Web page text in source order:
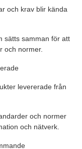
och krav blir kända
sätts samman för att
och normer.
levererade från
och normer
och nätverk.